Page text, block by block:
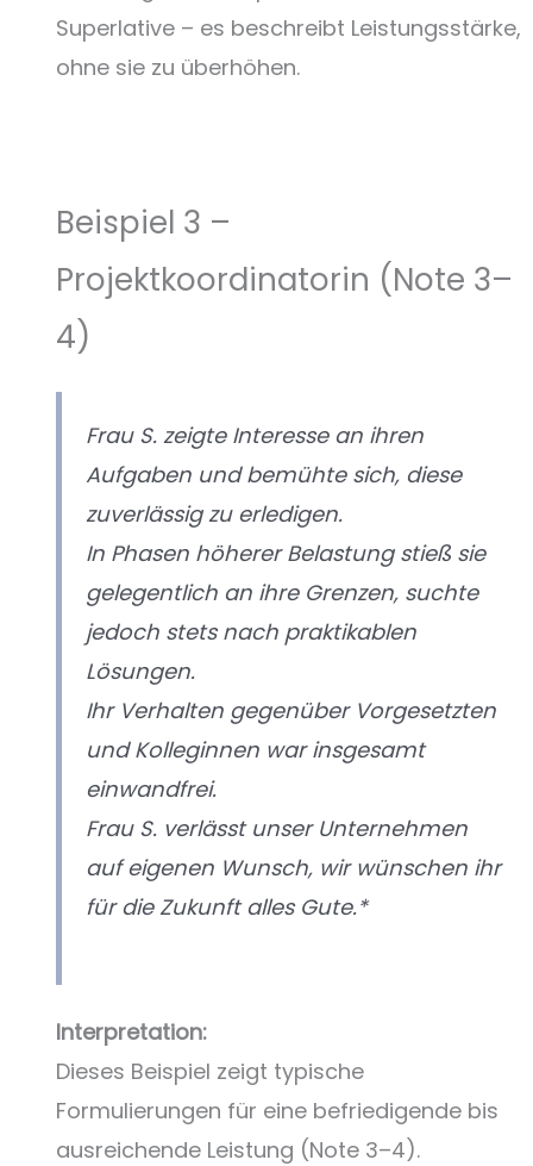
Superlative – es beschreibt Leistungsstärke,
ohne sie zu überhöhen.
Beispiel 3 –
Projektkoordinatorin (Note 3–
4)
Frau S. zeigte Interesse an ihren
Aufgaben und bemühte sich, diese
zuverlässig zu erledigen.
In Phasen höherer Belastung stieß sie
gelegentlich an ihre Grenzen, suchte
jedoch stets nach praktikablen
Lösungen.
Ihr Verhalten gegenüber Vorgesetzten
und Kolleginnen war insgesamt
einwandfrei.
Frau S. verlässt unser Unternehmen
auf eigenen Wunsch, wir wünschen ihr
für die Zukunft alles Gute.*
Interpretation:
Dieses Beispiel zeigt typische
Formulierungen für eine befriedigende bis
ausreichende Leistung (Note 3–4).